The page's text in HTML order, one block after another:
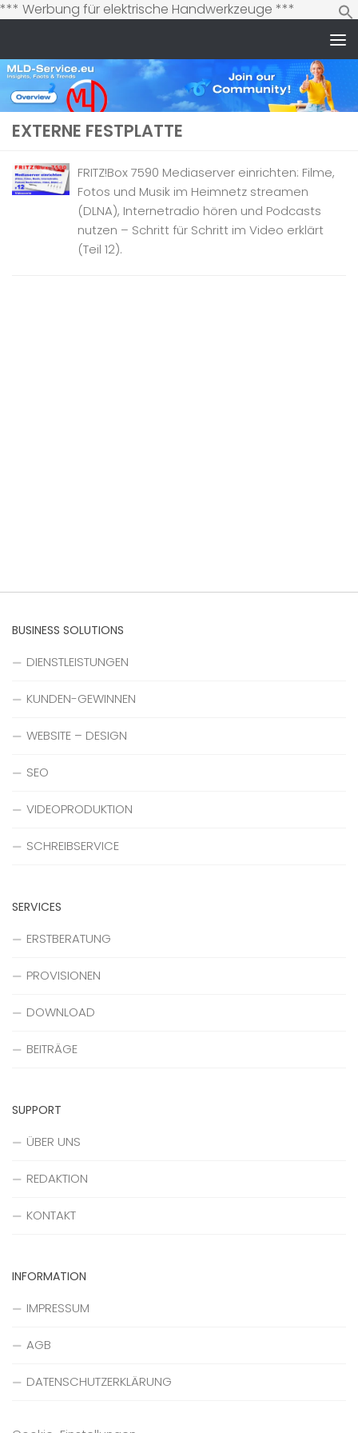
*** Werbung für elektrische Handwerkzeuge ***
Inhalt
EXTERNE FESTPLATTE
FRITZ!Box 7590 Mediaserver einrichten: Filme,
Fotos und Musik im Heimnetz streamen
(DLNA), Internetradio hören und Podcasts
nutzen – Schritt für Schritt im Video erklärt
(Teil 12).
BUSINESS SOLUTIONS
DIENSTLEISTUNGEN
KUNDEN-GEWINNEN
WEBSITE – DESIGN
SEO
VIDEOPRODUKTION
SCHREIBSERVICE
SERVICES
ERSTBERATUNG
PROVISIONEN
DOWNLOAD
BEITRÄGE
SUPPORT
ÜBER UNS
REDAKTION
KONTAKT
INFORMATION
IMPRESSUM
AGB
DATENSCHUTZERKLÄRUNG